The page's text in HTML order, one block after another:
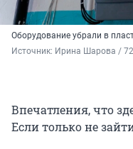
Оборудование убрали в
Источник: Ирина Шарова /
Впечатления, что
Если только не